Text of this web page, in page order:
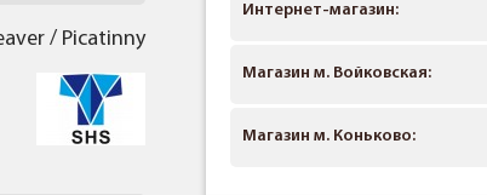
/ Picatinny
Интернет-магазин:
Магазин м. Войковская:
Магазин м. Коньково: